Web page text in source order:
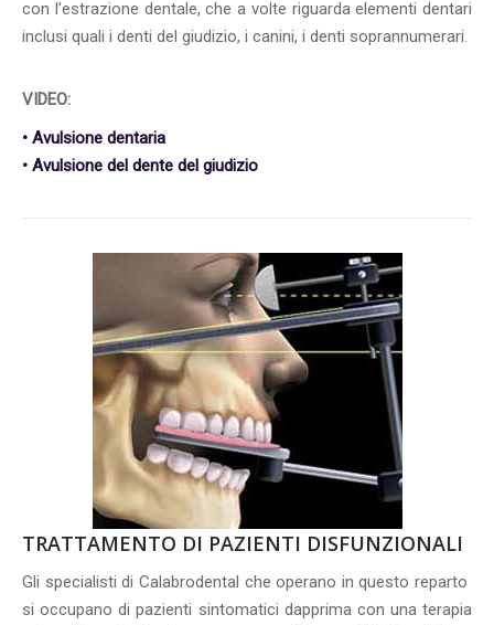
con l’estrazione dentale, che a volte riguarda elementi dentari
inclusi quali i denti del giudizio, i canini, i denti soprannumerari.
VIDEO:
• Avulsione dentaria
• Avulsione del dente del giudizio
TRATTAMENTO DI PAZIENTI DISFUNZIONALI
Gli specialisti di Calabrodental che operano in questo reparto
si occupano di pazienti sintomatici dapprima con una terapia